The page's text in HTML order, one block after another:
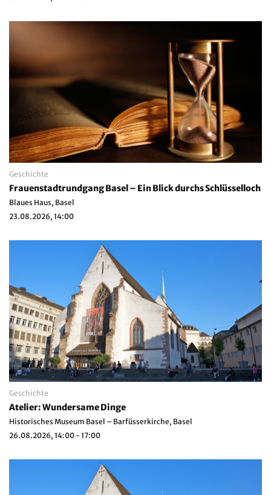
Geschichte
Frauenstadtrundgang Basel – Ein Blick durchs Schlüsselloch
Blaues Haus, Basel
23.08.2026, 14:00
Geschichte
Atelier: Wundersame Dinge
Historisches Museum Basel – Barfüsserkirche, Basel
26.08.2026, 14:00 - 17:00